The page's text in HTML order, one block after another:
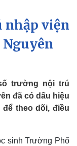
tiết
nhập viện
trường nội trú
đã có dấu hiệu
theo dõi, điều
sinh Trường Phổ